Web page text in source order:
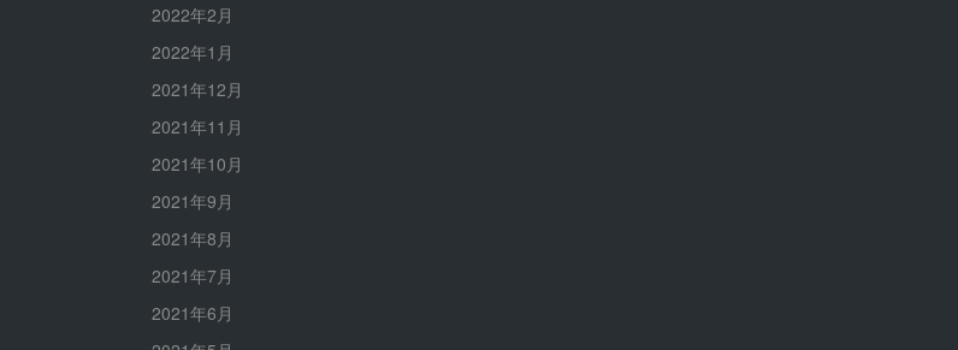
2022年2月
2022年1月
2021年12月
2021年11月
2021年10月
2021年9月
2021年8月
2021年7月
2021年6月